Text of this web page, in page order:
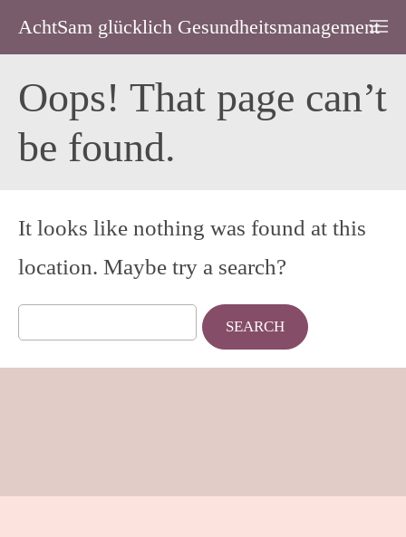
AchtSam glücklich Gesundheitsmanagement
Oops! That page can’t
be found.
It looks like nothing was found at this
location. Maybe try a search?
for: